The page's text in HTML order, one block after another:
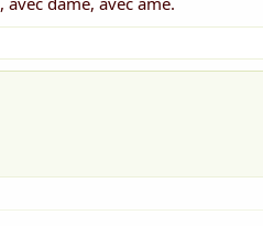
prépare à nous voir,
et l'espace pour l'âme,
d'abord honneur aux dames...